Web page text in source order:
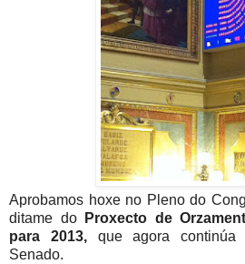
Aprobamos hoxe no Pleno do
ditame do
Proxecto de
para 2013,que agora continúa
Senado.